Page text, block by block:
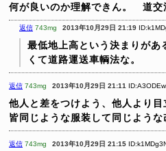
何が良いのか理解できん。 道交
返信 743mg 2013年10月29日 21:19
最低地上高という決まりがあ
くて道路運送車輌法な。
返信 743mg 2013年10月29日 21:11
他人と差をつけよう、他人より目
皆同じような服装して同じよう
返信 743mg 2013年10月29日 21:15